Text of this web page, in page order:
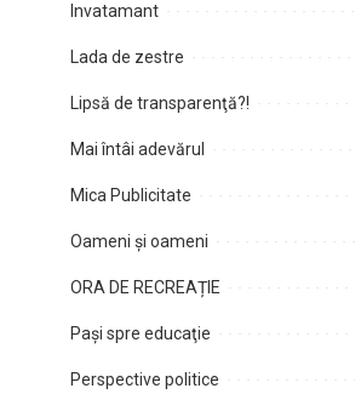
Invatamant
Lada de zestre
Lipsă de transparenţă?!
Mai întâi adevărul
Mica Publicitate
Oameni şi oameni
ORA DE RECREAȚIE
Paşi spre educaţie
Perspective politice